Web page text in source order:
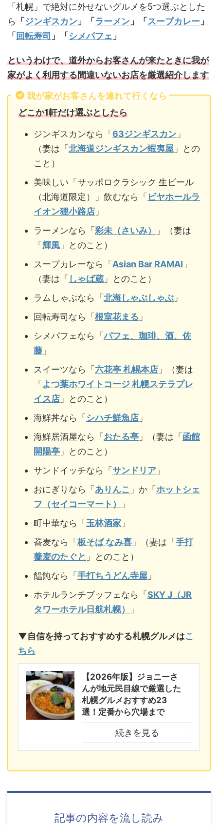
「札幌」で絶対に外せないグルメを5つ選ぶとした
ら
「ジンギスカン 」「ラーメン 」「スープカレー 」
「回転寿司 」「シメパフェ 」
というわけで、道外からお客さんが来たときに我が
家がよく利用する間違いないお店を厳選紹介します
我が家がお客さんを連れて行くなら
どこか1軒だけ選ぶとしたら
ジンギスカンなら「 63ジンギスカン 」
（妻は「 北海道ジンギスカン蝦夷屋 」との
こと）
美味しい「サッポロクラシック 生ビール
（北海道限定）」飲むなら「 ビヤホールラ
イオン狸小路店 」
ラーメンなら「 彩未（さいみ）
」（妻は
「 輝風 」とのこと）
スープカレーなら「 Asian Bar RAMAI 」
（妻は「 しゃば蔵 」とのこと）
ラムしゃぶなら「 北海しゃぶしゃぶ 」
回転寿司なら「 根室花まる 」
シメパフェなら「パフェ、珈琲、酒、佐
藤 」
スイーツなら「 六花亭 札幌本店 」（妻は
「 よつ葉ホワイトコージ 札幌ステラプレ
イス店 」とのこと）
海鮮丼なら「 シハチ鮮魚店 」
海鮮居酒屋なら「 おたる亭 」（妻は「 函館
開陽亭 」とのこと）
サンドイッチなら「 サンドリア 」
おにぎりなら「 ありんこ 」か「 ホットシェ
フ（セイコーマート）
」
町中華なら「 玉林酒家 」
蕎麦なら「 板そば なみ喜 」（妻は「 手打
蕎麦のたぐと 」とのこと）
饂飩なら「 手打ちうどん寺屋 」
ホテルランチブッフェなら「 SKY J（JR
タワーホテル日航札幌）
」
▼自信を持っておすすめする札幌グルメはこ
ちら
【2026年版】ジョニーさ
んが地元民目線で厳選した
札幌グルメおすすめ23
選！定番から穴場まで
続きを見る
記事の内容を流し読み